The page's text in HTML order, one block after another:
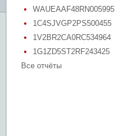
WAUEAAF48RN005995
1C4SJVGP2PS500455
1V2BR2CA0RC534964
1G1ZD5ST2RF243425
Все отчёты